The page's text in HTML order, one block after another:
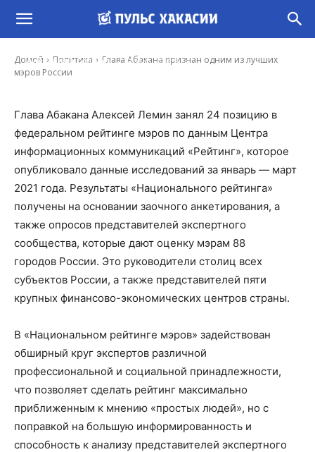
Домой Политика
Глава Абакана признан одним из лучших
мэров России
Глава Абакана признан одним из лучших
мэров России
Александр Соловец - 31 Мар, 2021 9:14
Глава Абакана Алексей Лемин занял 24 позицию в
федеральном рейтинге мэров по данным Центра
информационных коммуникаций «Рейтинг», которое
опубликовало данные исследований за январь — март
2021 года. Результаты «Национального рейтинга»
получены на основании заочного анкетирования, а
также опросов представителей экспертного
сообщества, которые дают оценку мэрам 88
городов России. Это руководители столиц всех
субъектов России, а также представителей пяти
крупных финансово-экономических центров страны.
В «Национальном рейтинге мэров» задействован
обширный круг экспертов различной
профессиональной и социальной принадлежности,
что позволяет сделать рейтинг максимально
приближенным к мнению «простых людей», но с
поправкой на большую информированность и
способность к анализу представителей экспертного